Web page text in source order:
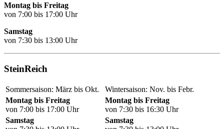
Montag bis Freitag
von 7:00 bis 17:00 Uhr
Samstag
von 7:30 bis 13:00 Uhr
SteinReich
Sommersaison: März bis Okt.
Wintersaison: Nov. bis Febr.
Montag bis Freitag
von 7:00 bis 17:00 Uhr
Montag bis Freitag
von 7:30 bis 16:30 Uhr
Samstag
Samstag